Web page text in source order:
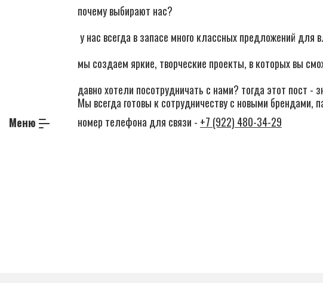
Меню
почему выбирают нас?
у нас всегда в запасе много классных предложений для
мы создаем яркие, творческие проекты, в которых вы
давно хотели посотрудничать с нами? тогда этот пост
Мы всегда готовы к сотрудничеству с новыми брендами,
номер телефона для связи - +7 (922) 480-34-29